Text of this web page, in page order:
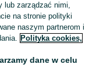
Zobacz
lub zarządzać nimi,
na stronie polityki
naszym partnerom i
Polityka cookies,
dane w celu